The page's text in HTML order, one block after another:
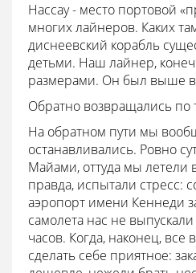
Нассау - место портовой
многих лайнеров. Каких
диснеевский корабль
детьми. Наш лайнер,
размерами. Он был выше
Обратно возвращались по
На обратном пути мы
останавливались. Ровно
Майами, оттуда мы летели
правда, испытали стресс:
аэропорт имени Кеннеди
самолета нас не
часов. Когда, наконец,
сделать себе приятное: